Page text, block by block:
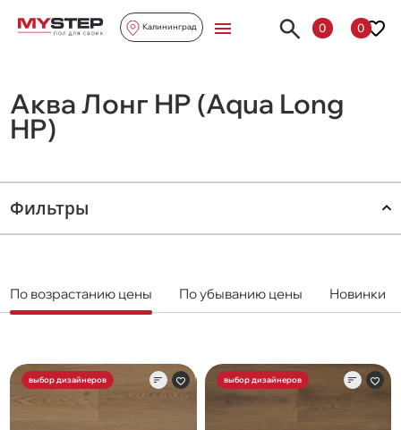
Калининград 0 0
Аква Лонг HP (Aqua Long
HP)
Фильтры
По возрастанию цены По убыванию цены Новинки
выбор дизайнеров выбор дизайнеров